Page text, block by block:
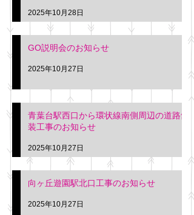
2025年10月28日
GO説明会のお知らせ
2025年10月27日
青葉台駅西口から環状線南側周辺の道路舗
装工事のお知らせ
2025年10月27日
向ヶ丘遊園駅北口工事のお知らせ
2025年10月27日